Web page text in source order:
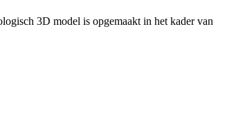
3D model is opgemaakt in het kader van